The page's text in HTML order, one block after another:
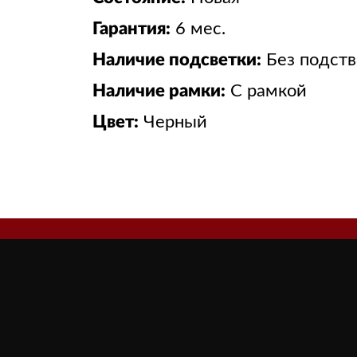
Гарантия: 6 мес.
Наличие подсветки: Без
Наличие рамки: С рамкой
Цвет: Черный